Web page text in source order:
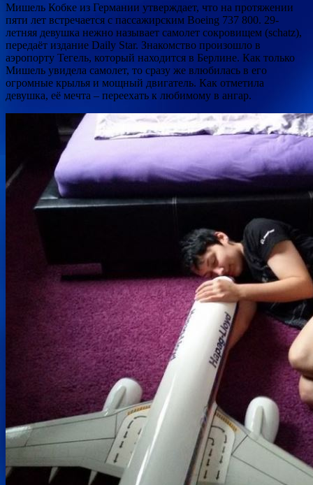
Мишель Кобке из Германии утверждает, что на протяжении
пяти лет встречается с пассажирским Boeing 737 800. 29-
летняя девушка нежно называет самолет сокровищем (schatz),
передаёт издание Daily Star. Знакомство произошло в
аэропорту Тегель, который находится в Берлине. Как только
Мишель увидела самолет, то сразу же влюбилась в его
огромные крылья и мощный двигатель. Как отметила
девушка, её мечта – переехать к любимому в ангар.